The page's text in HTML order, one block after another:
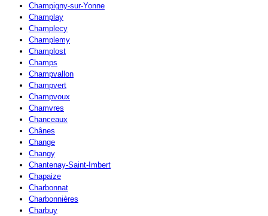
Champigny-sur-Yonne
Champlay
Champlecy
Champlemy
Champlost
Champs
Champvallon
Champvert
Champvoux
Chamvres
Chanceaux
Chânes
Change
Changy
Chantenay-Saint-Imbert
Chapaize
Charbonnat
Charbonnières
Charbuy